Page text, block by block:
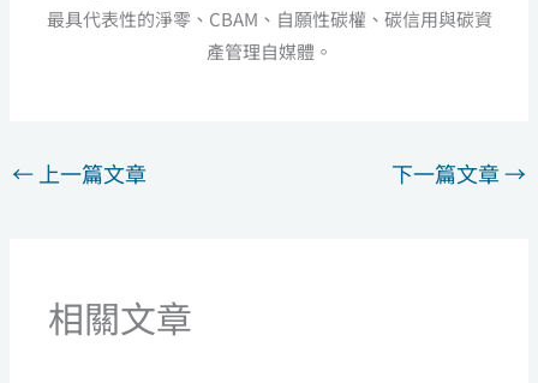
最具代表性的淨零、CBAM、自願性碳權、碳信用與碳資
產管理自媒體。
←上一篇文章 下一篇文章→
相關文章